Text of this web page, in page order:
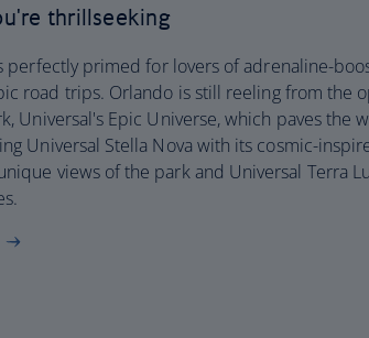
thrillseeking
perfectly primed for lovers of adrenaline-
road trips. Orlando is still reeling from the
Universal's Epic Universe, which paves the
Universal Stella Nova with its cosmic-
views of the park and Universal Terra